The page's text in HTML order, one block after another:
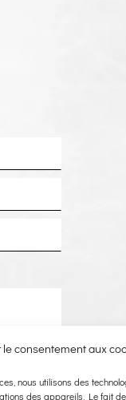
le consentement aux
nous utilisons des
des appareils. Le fait